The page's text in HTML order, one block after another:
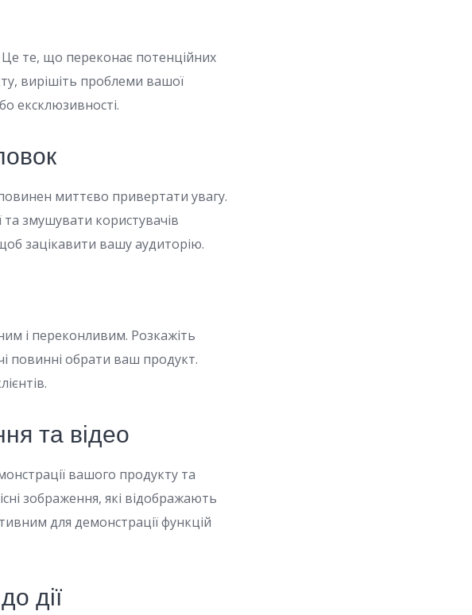
те, що переконає потенційних
вирішіть проблеми вашої
ексклюзивності.
миттєво привертати увагу.
та змушувати користувачів
зацікавити вашу аудиторію.
і переконливим. Розкажіть
повинні обрати ваш продукт.
та відео
вашого продукту та
зображення, які відображають
для демонстрації функцій
дії